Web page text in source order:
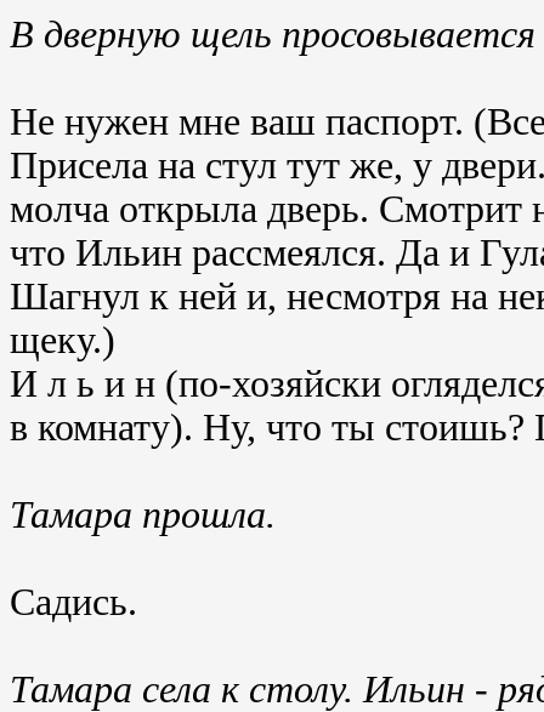
В дверную щель
Не нужен мне ваш паспорт.
Присела на стул тут же, у
молча открыла дверь. Смотрит
что Ильин рассмеялся. Да и
Шагнул к ней и, несмотря на
щеку.)
И л ь и н (по-хозяйски
в комнату). Ну, что ты стоишь?
Тамара прошла.
Садись.
Тамара села к столу. Ильин -